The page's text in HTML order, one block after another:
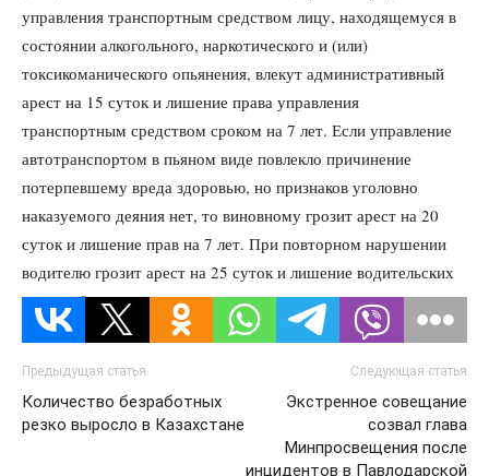
управления транспортным средством лицу, находящемуся в
состоянии алкогольного, наркотического и (или)
токсикоманического опьянения, влекут административный
арест на 15 суток и лишение права управления
транспортным средством сроком на 7 лет. Если управление
автотранспортом в пьяном виде повлекло причинение
потерпевшему вреда здоровью, но признаков уголовно
наказуемого деяния нет, то виновному грозит арест на 20
суток и лишение прав на 7 лет. При повторном нарушении
водителю грозит арест на 25 суток и лишение водительских
прав на 9 лет.
Предыдущая статья
Количество безработных
резко выросло в Казахстане
Следующая статья
Экстренное совещание
созвал глава
Минпросвещения после
инцидентов в Павлодарской